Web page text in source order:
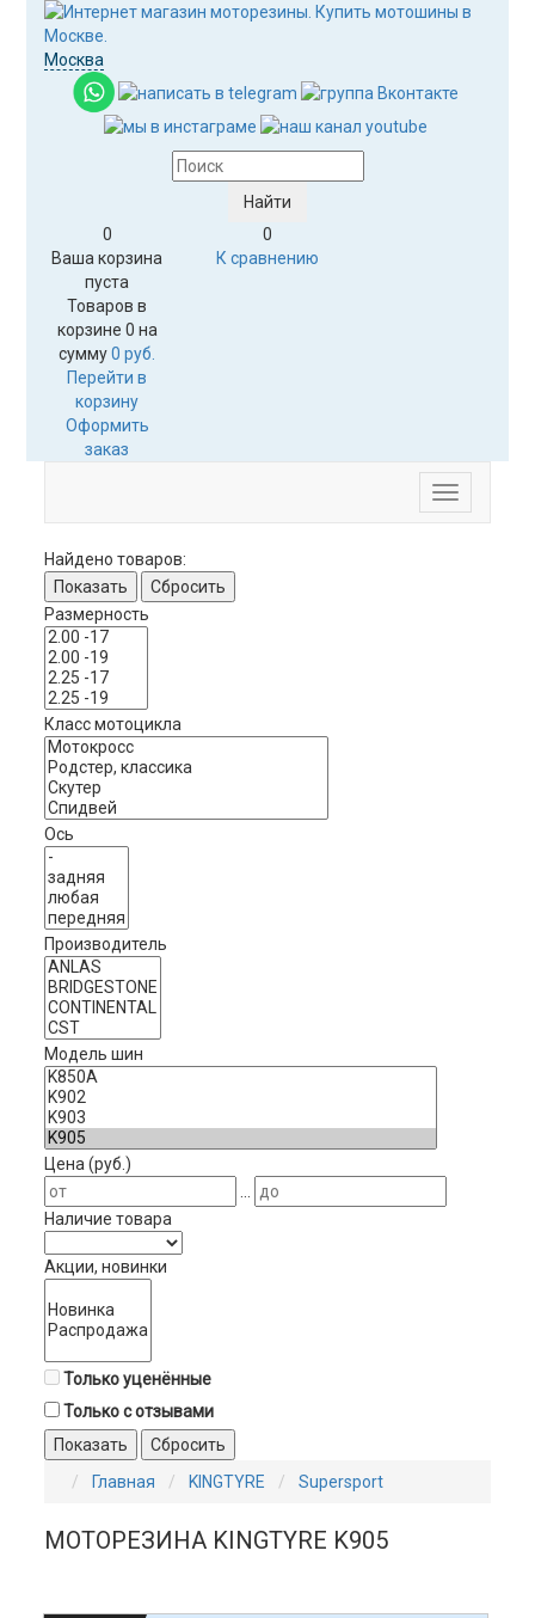
Москва
0
Ваша корзина
пуста
Товаров в
корзине 0 на
сумму0 руб.
Перейти в
корзину
Оформить
заказ
0
К сравнению
Меню
Найдено товаров:
Показать
Сбросить
Размерность
Класс мотоцикла
Ось
Производитель
Модель шин
Цена (руб.)
...
Наличие товара
Акции, новинки
Только уценённые
Только с отзывами
Показать
Сбросить
Главная
KINGTYRE Supersport
МОТОРЕЗИНА KINGTYRE K905